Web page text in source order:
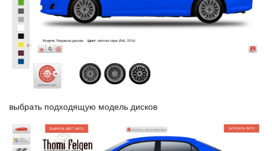
выбрать подходящую модель дисков